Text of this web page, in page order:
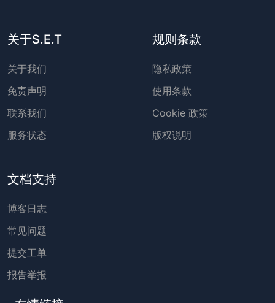
关于S.E.T
关于我们
免责声明
联系我们
服务状态
规则条款
隐私政策
使用条款
Cookie 政策
版权说明
文档支持
博客日志
常见问题
提交工单
报告举报